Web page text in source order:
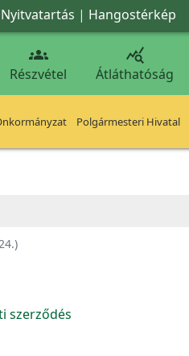
Nyitvatartás | Hangostérkép

Részvétel

Átláthatóság
Polgármesteri Hivatal
)
szerződés